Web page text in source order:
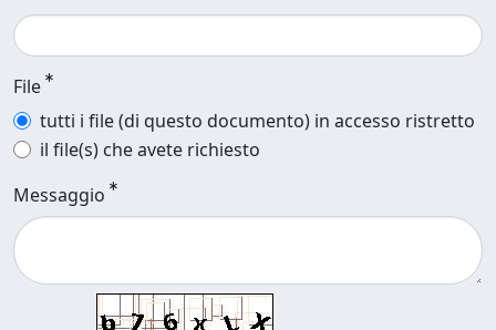
File
tutti i file (di questo documento) in accesso ristretto
il file(s) che avete richiesto
Messaggio